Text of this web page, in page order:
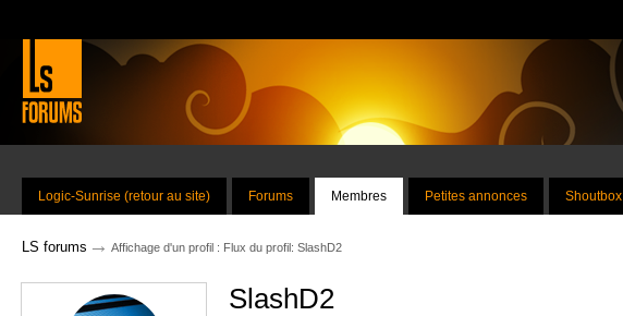
Logic-Sunrise (retour au site) Forums Membres Petites annonces Shoutbox
LS forums → Affichage d'un profil : Flux du profil: SlashD2
SlashD2